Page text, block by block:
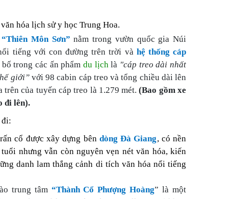
hóa lịch sử y học Trung Hoa.
“Thiên Môn Sơn”nằm trong vườn quốc gia Núi
tiếng với con đường trên trời và hệ thống cáp
trong các ấn phẩm du lịchlà "cáp treo dài nhất
giới” với 98 cabin cáp treo và tổng chiều dài lên
trên của tuyến cáp treo là 1.279 mét.(Bao gồm xe
đi lên).
cổ được xây dựng bên dòng Đà Giang, có nền
nhưng vẫn còn nguyên vẹn nét văn hóa, kiến
danh lam thắng cảnh di tích văn hóa nổi tiếng
trung tâm “Thành Cổ Phượng Hoàng” là một